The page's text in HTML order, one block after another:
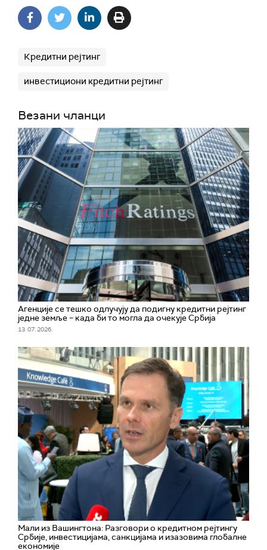
Кредитни рејтинг
инвестициони кредитни рејтинг
Везани чланци
Агенције се тешко одлучују да подигну кредитни рејтинг
једне земље – када би то могла да очекује Србија
13. 07. 2026.
Мали из Вашингтона: Разговори о кредитном рејтингу
Србије, инвестицијама, санкцијама и изазовима глобалне
економије